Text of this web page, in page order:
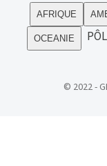
AFRIQUE
OCEANIE
© 2022 -